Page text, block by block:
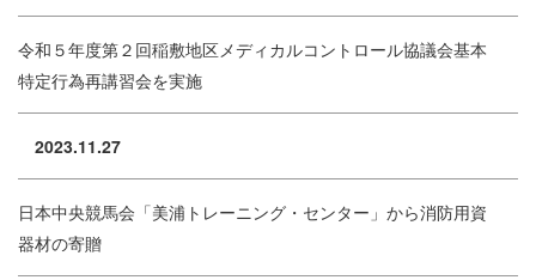
令和５年度第２回稲敷地区メディカルコントロール協議会基本
特定行為再講習会を実施
2023.11.27
日本中央競馬会「美浦トレーニング・センター」から消防用資
器材の寄贈